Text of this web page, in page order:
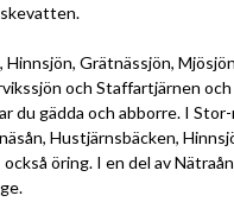
Grätnässjön,
och Staffartjärnen och
du gädda och abborre. I
Hustjärnsbäcken,
öring. I en del av